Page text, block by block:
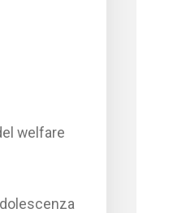
welfare